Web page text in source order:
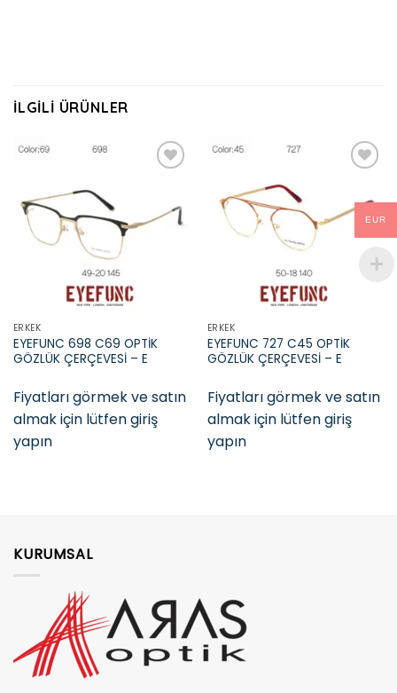
İLGILI ÜRÜNLER
Add to
wishlist
ERKEK
EYEFUNC 698 C69 OPTİK
GÖZLÜK ÇERÇEVESİ – E
Fiyatları görmek ve satın
almak için lütfen giriş
yapın
Add to
wishlist
ERKEK
EYEFUNC 727 C45 OPTİK
GÖZLÜK ÇERÇEVESİ – E
Fiyatları görmek ve satın
almak için lütfen giriş
yapın
KURUMSAL
EUR